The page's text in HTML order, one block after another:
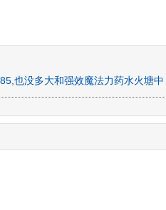
也没多大和强效魔法力药水火塘中